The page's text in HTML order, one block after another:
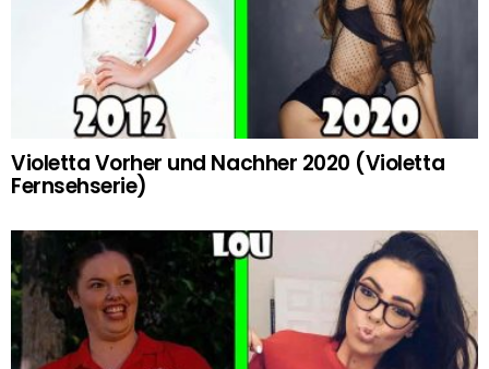
Violetta Vorher und Nachher 2020 (Violetta
Fernsehserie)